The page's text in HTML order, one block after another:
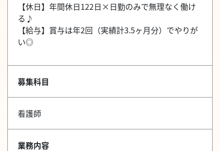
【休日】年間休日122日×日勤のみで無理なく働け
る♪
【給与】賞与は年2回（実績計3.5ヶ月分）でやりが
い◎
募集科目
看護師
業務内容